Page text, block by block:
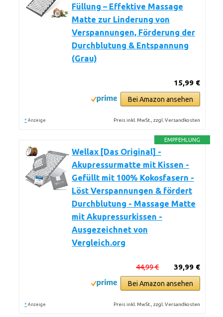
Füllung – Effektive Massage
Matte zur Linderung von
Verspannungen, Förderung der
Durchblutung & Entspannung
(Grau)
15,99 €
Bei Amazon ansehen
* Anzeige Preis inkl. MwSt., zzgl. Versandkosten
EMPFEHLUNG
Wellax [Das Original] -
Akupressurmatte mit Kissen -
Gefüllt mit 100% Kokosfasern -
Löst Verspannungen & fördert
Durchblutung - Massage Matte
mit Akupressurkissen -
Ausgezeichnet von
Vergleich.org
39,99 €
44,99 €
Bei Amazon ansehen
* Anzeige Preis inkl. MwSt., zzgl. Versandkosten